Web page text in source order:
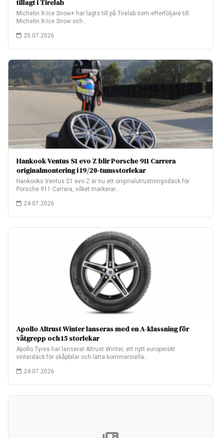
tillagt i Tirelab
Michelin X-Ice Snow+ har lagts till på Tirelab som efterföljare till
Michelin X-Ice Snow och…
25.07.2026
Hankook Ventus S1 evo Z blir Porsche 911 Carrera
originalmontering i 19/20-tumsstorlekar
Hankooks Ventus S1 evo Z är nu ett originalutrustningsdäck för
Porsche 911 Carrera, vilket markerar…
24.07.2026
Apollo Altrust Winter lanseras med en A-klassning för
våtgrepp och 15 storlekar
Apollo Tyres har lanserat Altrust Winter, ett nytt europeiskt
vinterdäck för skåpbilar och lätta kommersiella…
24.07.2026